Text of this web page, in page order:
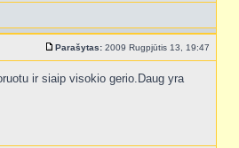
Parašytas: 2009 Rugpjūtis 13, 19:47
ir siaip visokio gerio.Daug yra